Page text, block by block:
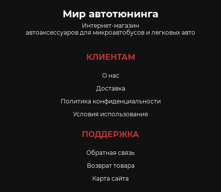
Мир автотюнинга
Интернет-магазин
автоаксессуаров для микроавтобусов и легковых авто
КЛИЕНТАМ
O нас
Доставка
Политика конфиденциальности
Условия использования
ПОДДЕРЖКА
Обратная связь
Возврат товара
Карта сайта